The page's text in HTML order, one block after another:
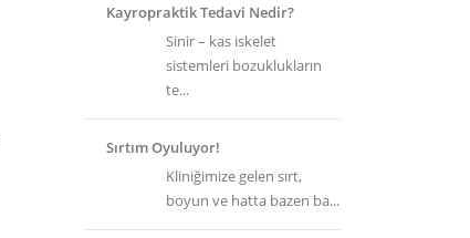
Kayropraktik Tedavi Nedir?
Sinir – kas iskelet
sistemleri bozuklukların
te...
Sırtım Oyuluyor!
Kliniğimize gelen sırt,
boyun ve hatta bazen ba...